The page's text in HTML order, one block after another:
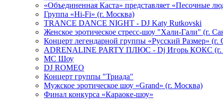
«Объединенная Каста» представляет «Песочные
Группа «Hi-Fi» (г. Москва)
TRANCE DANCE NIGHT - DJ Katy Rutkovski
Женское эротическое стресс-шоу "Хали-Гали" (г.
Концерт легендарной группы «Русский Размер» (г.
ADRENALINE PARTY ПЛЮС - Dj Игорь КОКС (г.
MC Шоу
DJ ROMEO
Концерт группы "Триада"
Мужское эротическое шоу «Grand» (г. Москва)
Финал конкурса «Караоке-шоу»